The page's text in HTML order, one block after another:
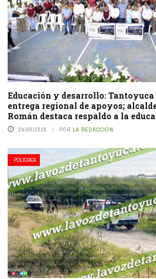
Educación y desarrollo:
entrega regional de apoyos;
Román destaca respaldo a la
24/06/2026 POR LA REDACCIÓN
POLICIACA